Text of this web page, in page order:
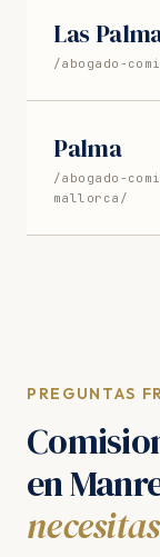
Las
/abogado-
Palma
/abogado-
mallorca/
PREGUNTAS
en